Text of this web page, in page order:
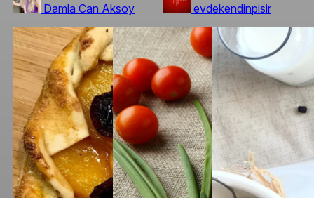
Damla Can Aksoy evdekendinpisir